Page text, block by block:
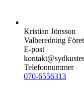
Kristian Jönsson
Valberedning
E-post
Telefonnummer
070-6556313